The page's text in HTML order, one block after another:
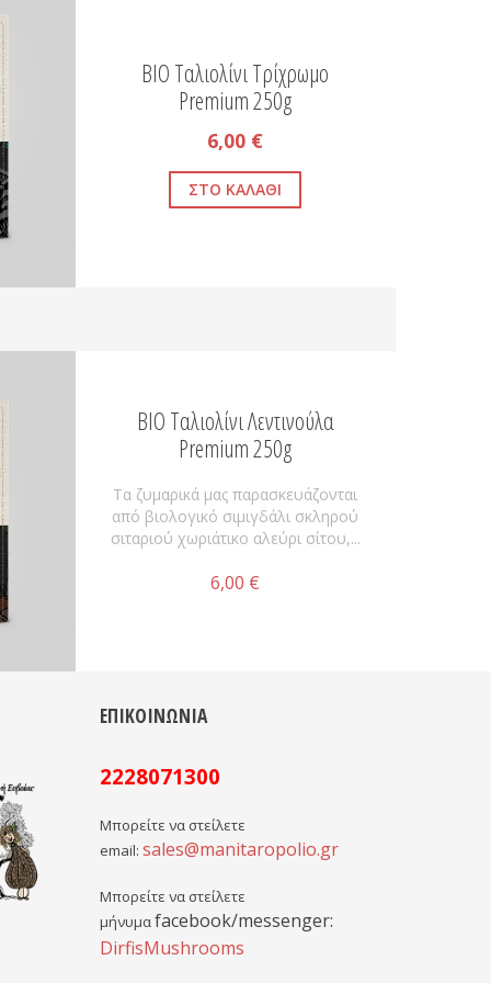
BIO Ταλιολίνι Τρίχρωμο
Premium 250g
6,00 €
BIO Ταλιολίνι Λεντινούλα
Premium 250g
Τα ζυμαρικά μας παρασκευάζονται
από βιολογικό σιμιγδάλι σκληρού
σιταριού χωριάτικο αλεύρι σίτου,...
6,00 €
ΕΠΙΚΟΙΝΩΝΙΑ
2228071300
Μπορείτε να στείλετε
email: sales@manitaropolio.gr
Μπορείτε να στείλετε
μήνυμαfacebook/messenger:
DirfisMushrooms